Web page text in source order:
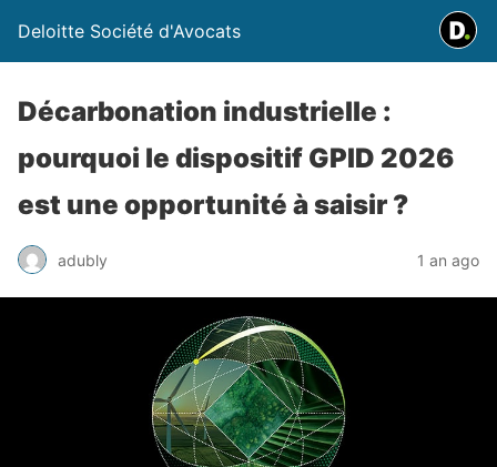
Deloitte Société d'Avocats
Décarbonation industrielle :
pourquoi le dispositif GPID 2026
est une opportunité à saisir ?
adubly 1 an ago